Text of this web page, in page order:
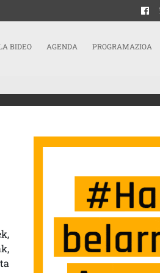
BIDEO AGENDA PROGRAMAZIOA
DUTE LANGILEAK ESPLOTATZEKO»